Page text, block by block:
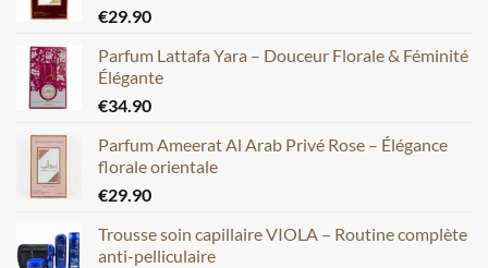
€29.90
Parfum Lattafa Yara – Douceur Florale & Féminité
Élégante
€34.90
Parfum Ameerat Al Arab Privé Rose – Élégance
florale orientale
€29.90
Trousse soin capillaire VIOLA – Routine complète
anti-pelliculaire